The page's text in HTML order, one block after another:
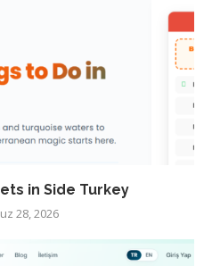
in Side Turkey
28, 2026